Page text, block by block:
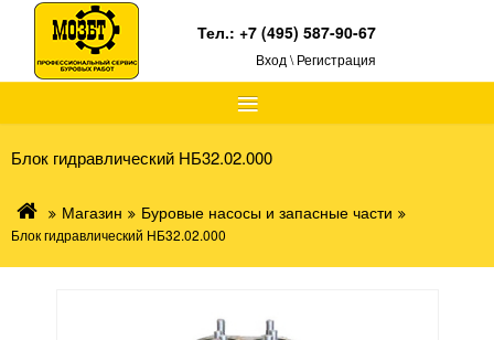
≡
Тел.:+7 (495) 587-90-67
Вход \ Регистрация
Блок гидравлический НБ32.02.000
Магазин Буровые насосы и запасные части
Блок гидравлический НБ32.02.000